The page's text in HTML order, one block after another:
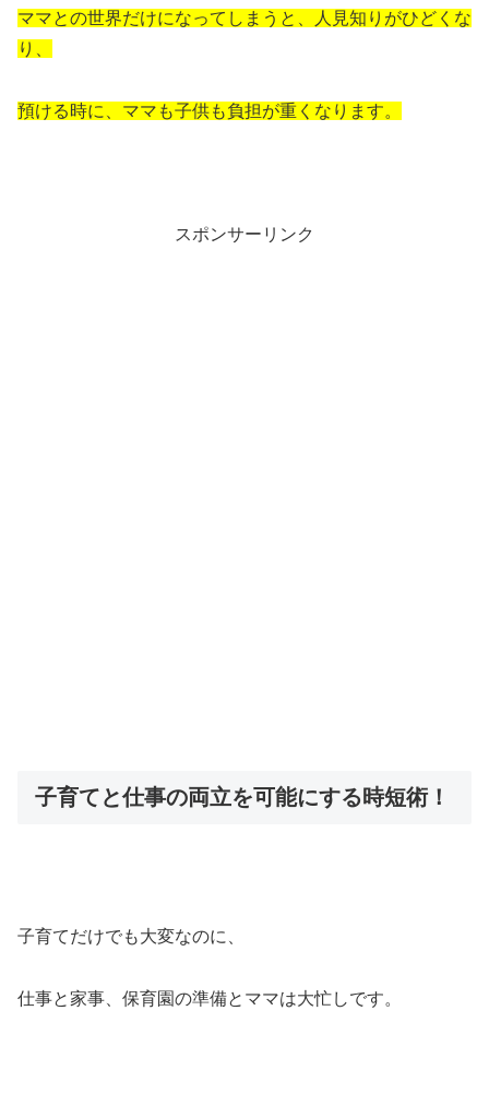
ママとの世界だけになってしまうと、人見知りがひどくな
り、
預ける時に、ママも子供も負担が重くなります。
スポンサーリンク
子育てと仕事の両立を可能にする時短術！
子育てだけでも大変なのに、
仕事と家事、保育園の準備とママは大忙しです。